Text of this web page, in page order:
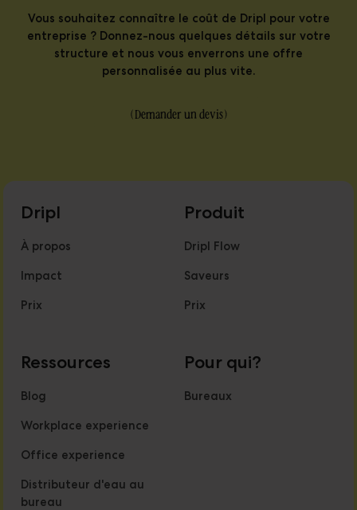
Vous souhaitez connaître le coût de Dripl pour votre
entreprise ? Donnez-nous quelques détails sur votre
structure et nous vous enverrons une offre
personnalisée au plus vite.
(Demander un devis)
Dripl
À propos
Impact
Prix
Produit
Dripl Flow
Saveurs
Prix
Ressources
Blog
Workplace experience
Office experience
Distributeur d'eau au
bureau
Pour qui?
Bureaux